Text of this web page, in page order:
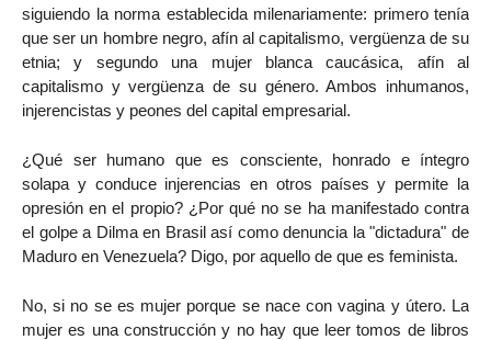
siguiendo la norma establecida milenariamente: primero tenía
que ser un hombre negro, afín al capitalismo, vergüenza de su
etnia; y segundo una mujer blanca caucásica, afín al
capitalismo y vergüenza de su género. Ambos inhumanos,
injerencistas y peones del capital empresarial.
¿Qué ser humano que es consciente, honrado e íntegro
solapa y conduce injerencias en otros países y permite la
opresión en el propio? ¿Por qué no se ha manifestado contra
el golpe a Dilma en Brasil así como denuncia la "dictadura" de
Maduro en Venezuela? Digo, por aquello de que es feminista.
No, si no se es mujer porque se nace con vagina y útero. La
mujer es una construcción y no hay que leer tomos de libros